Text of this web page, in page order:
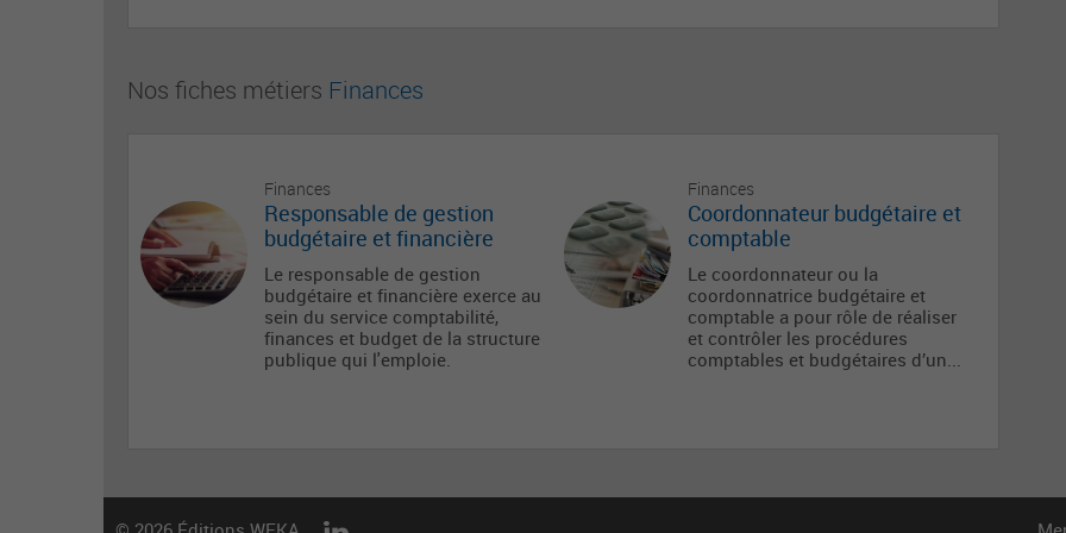
Nos fiches métiers Finances
Finances
Responsable de gestion
budgétaire et financière
Le responsable de gestion
budgétaire et financière exerce au
sein du service comptabilité,
finances et budget de la structure
publique qui l'emploie.
Finances
Coordonnateur budgétaire et
comptable
Le coordonnateur ou la
coordonnatrice budgétaire et
comptable a pour rôle de réaliser
et contrôler les procédures
comptables et budgétaires d’un...